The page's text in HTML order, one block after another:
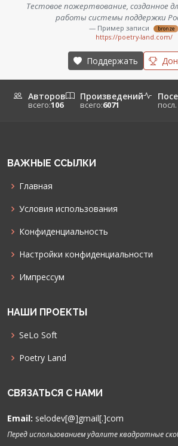
Тестовое пожертвование, созданное
работы системы поддержки
— Пример записи bronze
https://poetry-land.com/
Поддержать
Авторов
всего:106
Произведений
всего:6071
ВАЖНЫЕ ССЫЛКИ
Главная
Условия использования
Конфиденциальность
Настройки конфиденциальности
Импрессум
НАШИ ПРОЕКТЫ
SeLo Soft
Poetry Land
СВЯЗАТЬСЯ С НАМИ
Email: selodev[@]gmail[.]com
Перед использованием удалите квадратные